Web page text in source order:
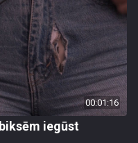
00:01:16
iegūst